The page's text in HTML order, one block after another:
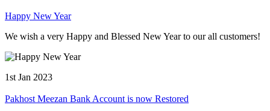
Happy New Year
We wish a very Happy and Blessed New Year to our all customers!
1st Jan 2023
Pakhost Meezan Bank Account is now Restored